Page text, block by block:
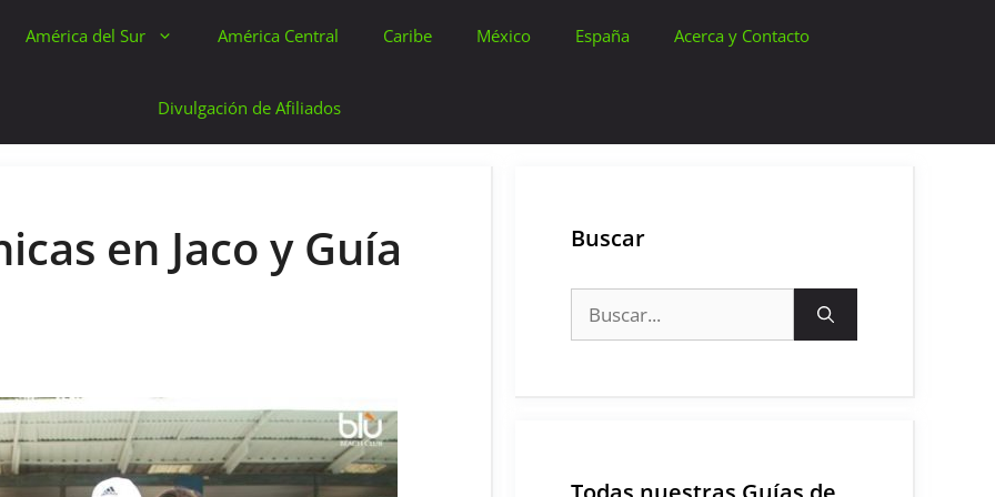
América del Sur América Central Caribe México España Acerca y Contacto
Divulgación de Afiliados
en Jaco y Guía
Buscar